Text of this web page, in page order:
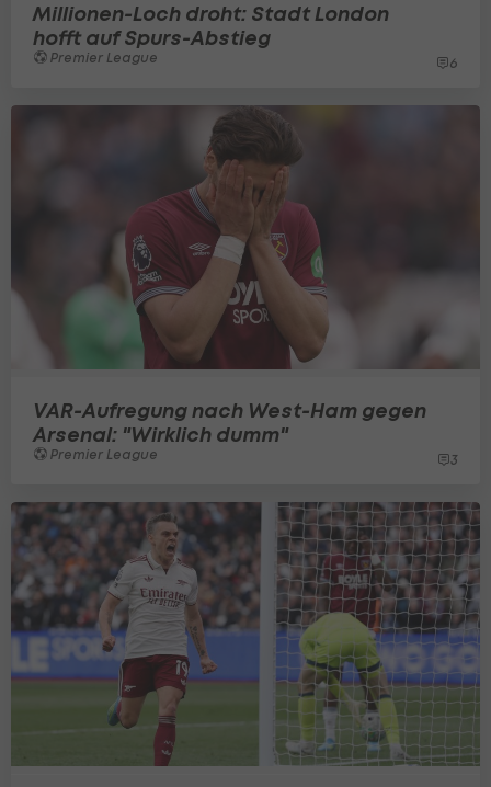
Millionen-Loch droht: Stadt London
hofft auf Spurs-Abstieg
Premier League 6
VAR-Aufregung nach West-Ham gegen
Arsenal: "Wirklich dumm"
Premier League 3